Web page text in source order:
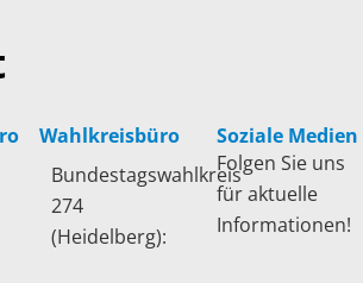
Wahlkreisbüro
Bundestagswahlkreis
274
(Heidelberg):
Soziale Medien
Folgen Sie uns
für aktuelle
Informationen!